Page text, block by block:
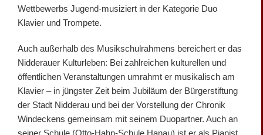
Wettbewerbs Jugend-musiziert in der Kategorie Duo
Klavier und Trompete.
Auch außerhalb des Musikschulrahmens bereichert er das
Nidderauer Kulturleben: Bei zahlreichen kulturellen und
öffentlichen Veranstaltungen umrahmt er musikalisch am
Klavier – in jüngster Zeit beim Jubiläum der Bürgerstiftung
der Stadt Nidderau und bei der Vorstellung der Chronik
Windeckens gemeinsam mit seinem Duopartner. Auch an
seiner Schule (Otto-Hahn-Schule Hanau) ist er als Pianist